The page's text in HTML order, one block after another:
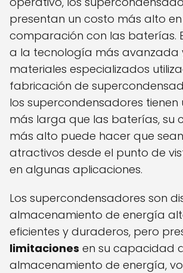
presentan un costo más alto en
comparación con las baterías.
a la tecnología más avanzada
materiales especializados
fabricación de
los supercondensadores tienen
más larga que las baterías, su
más alto puede hacer que
atractivos desde el punto de
en algunas aplicaciones.
Los supercondensadores son
almacenamiento de energía
eficientes y duraderos, pero
limitaciones en su capacidad
almacenamiento de energía,